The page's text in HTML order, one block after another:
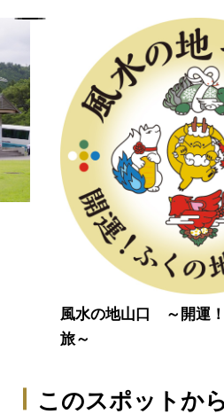
風水の地山口 ～開運
旅～
このスポットか